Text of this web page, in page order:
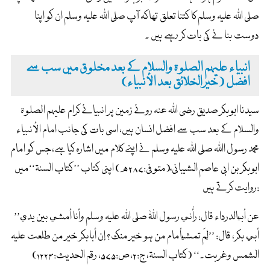
صلی اللہ علیہ وسلم کا کتنا تعلق تھاکہ آپ صلی اللہ علیہ وسلم ان کو اپنا
دوست بنا نے کی بات کر رہے ہیں ۔
انبیاء علیہم الصلوۃ والسلام کے بعد مخلوق میں سب سے
افضل (خیرالخلائق بعد الأنبیاء)
سیدنا ابوبکر صدیق رضی اللہ عنہ روئے زمین پر انبیائے کرام علیہم الصلوۃ
والسلام کے بعد سب سے افضل انسان ہیں، اسی بات کی جانب امام الأنبیاء
محمد رسول اﷲ صلی اللہ علیہ وسلم نے اپنے کلام میں اشارہ کیا ہے،جس کو امام
ابوبکر بن ابی عاصم الشیبانی ؒ(متوفی:۲۸۷ھ) اپنی کتاب ’’کتاب السنۃ‘‘میں
روایت کرتے ہیں:
’’عن أبيالدرداء قال: رأٰني رسول اللّٰہ صلی اللہ علیہ وسلم وأنا أمشي بین یدي
أبي بکر، قال: ’’لِمَ تمشيأمام من ہو خیر منک؟ إن أبابکر خیر من طلعت علیہ
الشمس وغربت۔‘‘ (کتاب السنۃ، ج:۲،ص:۵۷۵، رقم الحدیث:۱۲۲۴)